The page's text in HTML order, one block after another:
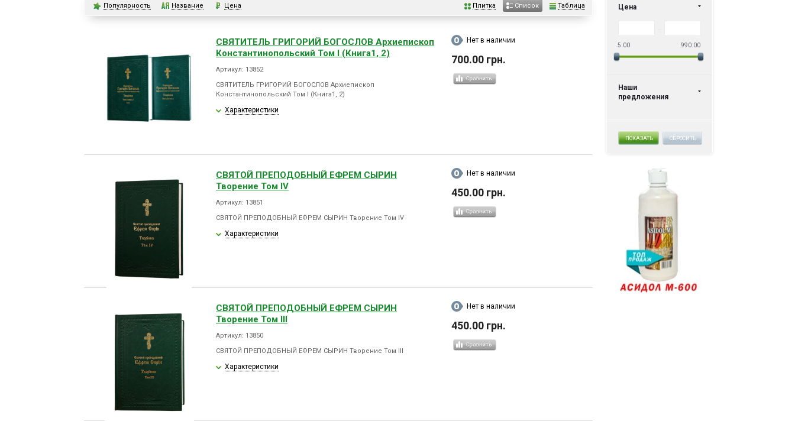
Цена
5.00 990.00
Наши
предложения
ПОКАЗАТЬ СБРОСИТЬ
Популярность Название Цена Плитка Список Таблица
СВЯТИТЕЛЬ ГРИГОРИЙ БОГОСЛОВ Архиепископ
Константинопольский Том l (Книга1, 2)
Артикул: 13852
СВЯТИТЕЛЬ ГРИГОРИЙ БОГОСЛОВ Архиепископ
Константинопольский Том l (Книга1, 2)
Характеристики
Нет в наличии
700.00 грн.
СВЯТОЙ ПРЕПОДОБНЫЙ ЕФРЕМ СЫРИН
Творение Том lV
Артикул: 13851
СВЯТОЙ ПРЕПОДОБНЫЙ ЕФРЕМ СЫРИН Творение Том lV
Характеристики
Нет в наличии
450.00 грн.
СВЯТОЙ ПРЕПОДОБНЫЙ ЕФРЕМ СЫРИН
Творение Том lІІ
Артикул: 13850
СВЯТОЙ ПРЕПОДОБНЫЙ ЕФРЕМ СЫРИН Творение Том lІІ
Характеристики
Нет в наличии
450.00 грн.